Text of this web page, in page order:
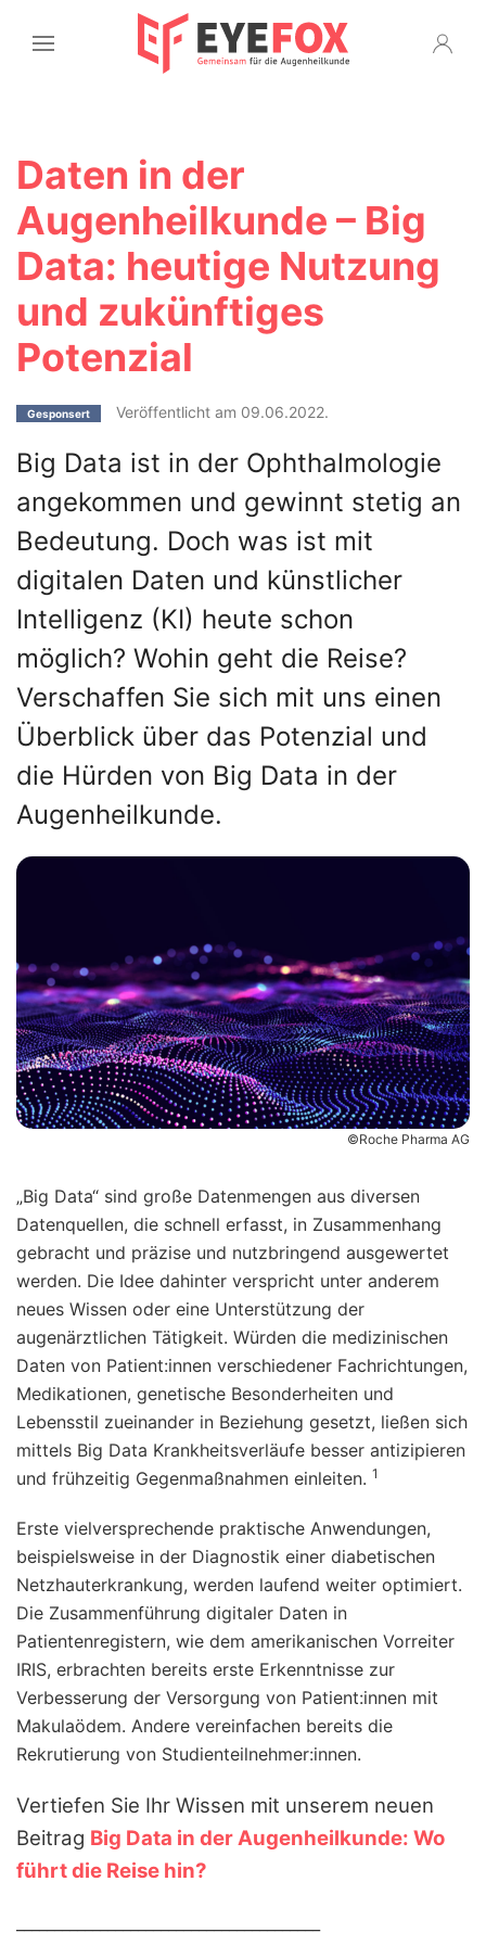
Daten in der
Augenheilkunde – Big
Data: heutige Nutzung
und zukünftiges
Potenzial
Gesponsert Veröffentlicht am 09.06.2022.
Big Data ist in der Ophthalmologie
angekommen und gewinnt stetig an
Bedeutung. Doch was ist mit
digitalen Daten und künstlicher
Intelligenz (KI) heute schon
möglich? Wohin geht die Reise?
Verschaffen Sie sich mit uns einen
Überblick über das Potenzial und
die Hürden von Big Data in der
Augenheilkunde.
©Roche Pharma AG
„Big Data“ sind große Datenmengen aus diversen
Datenquellen, die schnell erfasst, in Zusammenhang
gebracht und präzise und nutzbringend ausgewertet
werden. Die Idee dahinter verspricht unter anderem
neues Wissen oder eine Unterstützung der
augenärztlichen Tätigkeit. Würden die medizinischen
Daten von Patient:innen verschiedener Fachrichtungen,
Medikationen, genetische Besonderheiten und
Lebensstil zueinander in Beziehung gesetzt, ließen sich
mittels Big Data Krankheitsverläufe besser antizipieren
und frühzeitig Gegenmaßnahmen einleiten. 1
Erste vielversprechende praktische Anwendungen,
beispielsweise in der Diagnostik einer diabetischen
Netzhauterkrankung, werden laufend weiter optimiert.
Die Zusammenführung digitaler Daten in
Patientenregistern, wie dem amerikanischen Vorreiter
IRIS, erbrachten bereits erste Erkenntnisse zur
Verbesserung der Versorgung von Patient:innen mit
Makulaödem. Andere vereinfachen bereits die
Rekrutierung von Studienteilnehmer:innen.
Vertiefen Sie Ihr Wissen mit unserem neuen
Beitrag Big Data in der Augenheilkunde: Wo
führt die Reise hin?